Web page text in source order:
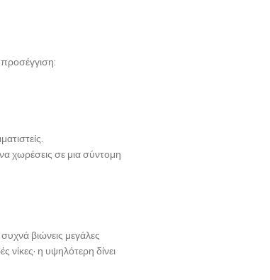
προσέγγιση:
χωρέσεις σε μια σύντομη
βιώνεις μεγάλες
νίκες· η υψηλότερη δίνει